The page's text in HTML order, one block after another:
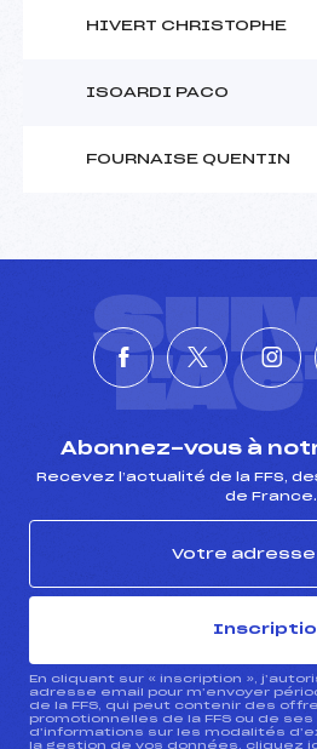
HIVERT CHRISTOPHE
ISOARDI PACO
FOURNAISE QUENTIN
Abonnez-vous à
Recevez l’actualité de la FFS,
de France.
En cliquant sur « inscription »,
adresse email pour m’envoyer
de la FFS, qui peut contenir des
promotionnelles de la FFS ou de
d’informations sur les modalités
la gestion de vos données, cliquez